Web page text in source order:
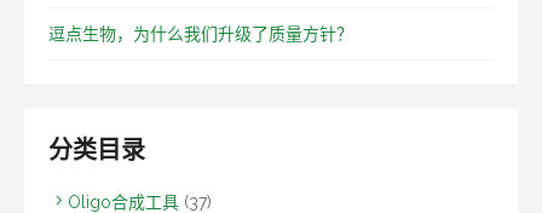
逗点生物，为什么我们升级了质量方针？
分类目录
Oligo合成工具 (37)